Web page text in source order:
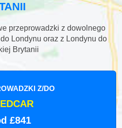
przeprowadzki z dowolnego
Londynu oraz z Londynu do
Brytanii
Z/DO
£841